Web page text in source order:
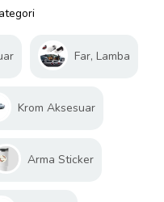
Far, Lamba
Krom Aksesuar
Arma Sticker